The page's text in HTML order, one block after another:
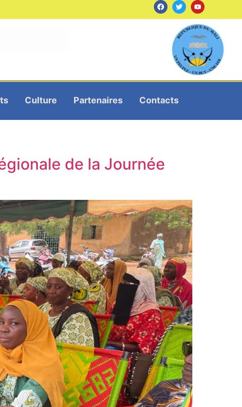
Culture Partenaires Contacts
de la Journée